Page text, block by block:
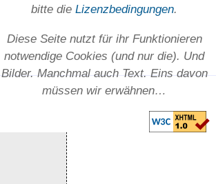
bitte dieLizenz­bedingungen.
Diese Seite nutzt für ihr Funktionieren
notwendige Cookies (und nur die). Und
Bilder. Manchmal auch Text. Eins davon
müssen wir erwähnen…